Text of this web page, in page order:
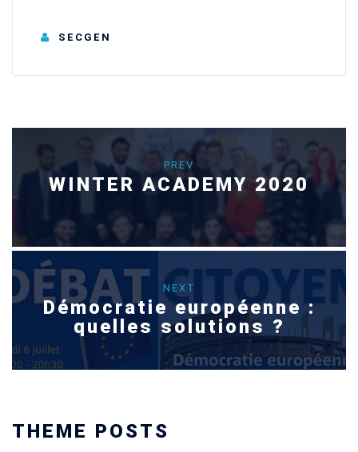
SECGEN
PREV
WINTER ACADEMY 2020
NEXT
Démocratie européenne :
quelles solutions ?
THEME POSTS